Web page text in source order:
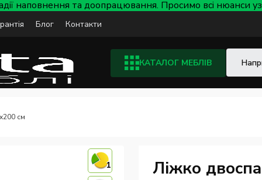
наповнення та доопрацювання. Просимо всі
Блог Контакти
КАТАЛОГ МЕБЛІВ
см
1 Ліжко